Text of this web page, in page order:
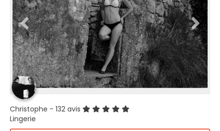
Christophe - 132 avis
Lingerie